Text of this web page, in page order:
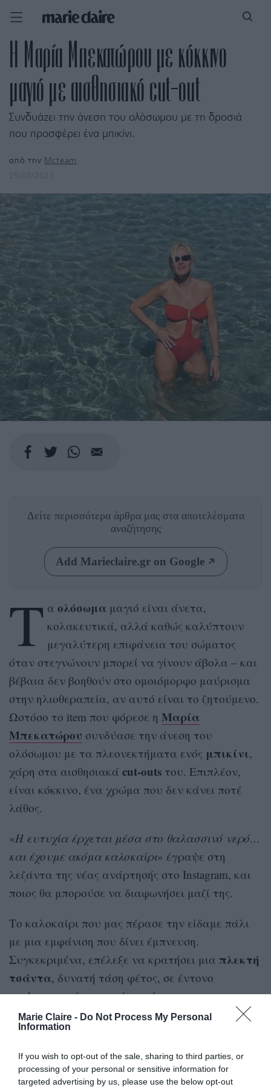
Marie Claire - Do Not Process My Personal
Information
If you wish to opt-out of the sale, sharing to third parties, or
processing of your personal or sensitive information for
targeted advertising by us, please use the below opt-out
Η Μαρία Μπεκατώρου με κόκκινο
μαγιό με αισθησιακό cut-out
Συνδυάζει την άνεση του ολόσωμου με τη δροσιά
που προσφέρει ένα μπικίνι.
από την Mcteam
Δείτε περισσότερα άρθρα μας στα αποτελέσματα
αναζήτησης
Add Marieclaire.gr on Google
Τ α ολόσωμαμαγιό είναι άνετα,
κολακευτικά, αλλά καθώς καλύπτουν
μεγαλύτερη επιφάνεια του σώματος
όταν στεγνώνουν μπορεί να γίνουν άβολα – και
βέβαια δεν βοηθούν στο ομοιόμορφο μαύρισμα
στην ηλιοθεραπεία, αν αυτό είναι το ζητούμενο.
Ωστόσο το item που φόρεσε η Μαρία
Μπεκατώρου συνδύασε την άνεση του
ολόσωμου με τα πλεονεκτήματα ενός μπικίνι,
χάρη στα αισθησιακά cut-outs του. Επιπλέον,
είναι κόκκινο, ένα χρώμα που δεν κάνει ποτέ
λάθος.
«Η ευτυχία έρχεται μέσα στο θαλασσινό νερό…
και έχουμε ακόμα καλοκαίρι» έγραψε στη
λεζάντα της νέας ανάρτησής στο Instagram, και
ποιος θα μπορούσε να διαφωνήσει μαζί της.
Το καλοκαίρι που μας πέρασε την είδαμε πάλι
με μια εμφάνιση που δίνει έμπνευση.
Συγκεκριμένα, επέλεξε να κρατήσει μια πλεκτή
τσάντα, δυνατή τάση φέτος, σε έντονο
πράσινοχρώμα, που λειτούργησε σαν
ζωηρόχρωμη πινελιά στο total black σύνολο, με
παντελόνι και γιλέκο σε ρόλο τοπ. Με χρυσή
αλυσίδα και λεπτομέρειες, αναβαθμίζει
αυτομάτως και το πιο casual look.